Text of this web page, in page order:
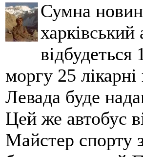
Сумна
харківський
моргу 25
Левада буде
Цей же автобус
Майстер спорту